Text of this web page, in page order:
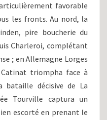
favorable
les fronts. Au nord, la
pire boucherie du
Charleroi, complétant
; en Allemagne Lorges
triompha face à
bataille décisive de La
Tourville captura un
escorté en prenant le